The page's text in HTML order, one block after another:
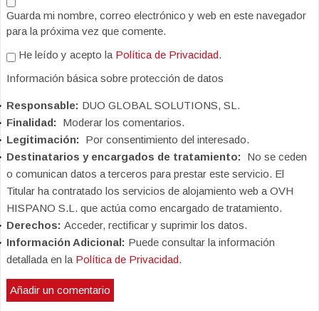
Guarda mi nombre, correo electrónico y web en este navegador
para la próxima vez que comente.
He leído y acepto la Política de Privacidad.
Información básica sobre protección de datos
Responsable: DUO GLOBAL SOLUTIONS, SL.
Finalidad: Moderar los comentarios.
Legitimación: Por consentimiento del interesado.
Destinatarios y encargados de tratamiento: No se ceden
o comunican datos a terceros para prestar este servicio. El
Titular ha contratado los servicios de alojamiento web a OVH
HISPANO S.L. que actúa como encargado de tratamiento.
Derechos: Acceder, rectificar y suprimir los datos.
Información Adicional: Puede consultar la información
detallada en la Política de Privacidad.